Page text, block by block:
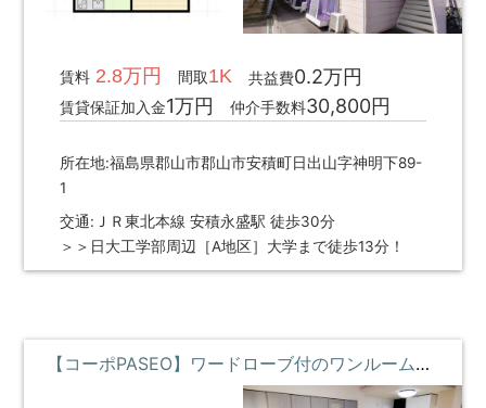
賃料2.8万円 間取1K 共益費0.2万円
賃貸保証加入金1万円 仲介手数料30,800円
所在地:福島県郡山市郡山市安積町日出山字神明下89-
1
交通:ＪＲ東北本線 安積永盛駅 徒歩30分
＞＞日大工学部周辺［A地区］大学まで徒歩13分！
【コーポPASEO】ワードローブ付のワンルームリノベ物件 **即入居募集中**